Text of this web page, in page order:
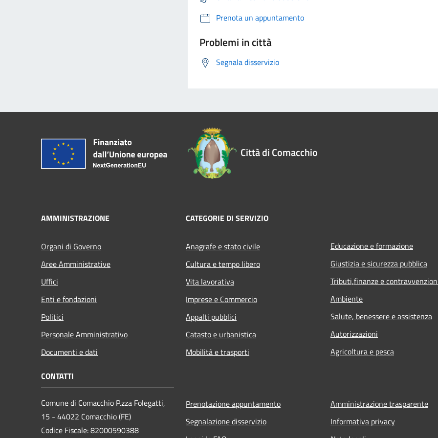
Prenota un appuntamento
Problemi in città
Segnala disservizio
Città di Comacchio
AMMINISTRAZIONE
Organi di Governo
Aree Amministrative
Uffici
Enti e fondazioni
Politici
Personale Amministrativo
Documenti e dati
CATEGORIE DI SERVIZIO
Anagrafe e stato civile
Cultura e tempo libero
Vita lavorativa
Imprese e Commercio
Appalti pubblici
Catasto e urbanistica
Mobilità e trasporti
Educazione e formazione
Giustizia e sicurezza pubblica
Tributi,finanze e
Ambiente
Salute, benessere e assistenza
Autorizzazioni
Agricoltura e pesca
CONTATTI
Comune di Comacchio P.zza Folegatti,
15 - 44022 Comacchio (FE)
Codice Fiscale: 82000590388
Prenotazione appuntamento
Segnalazione disservizio
Amministrazione trasparente
Informativa privacy